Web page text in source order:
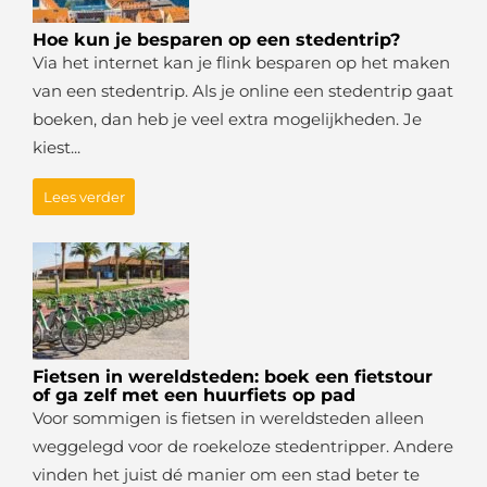
Hoe kun je besparen op een stedentrip?
Via het internet kan je flink besparen op het maken
van een stedentrip. Als je online een stedentrip gaat
boeken, dan heb je veel extra mogelijkheden. Je
kiest...
Lees verder
Fietsen in wereldsteden: boek een fietstour
of ga zelf met een huurfiets op pad
Voor sommigen is fietsen in wereldsteden alleen
weggelegd voor de roekeloze stedentripper. Andere
vinden het juist dé manier om een stad beter te